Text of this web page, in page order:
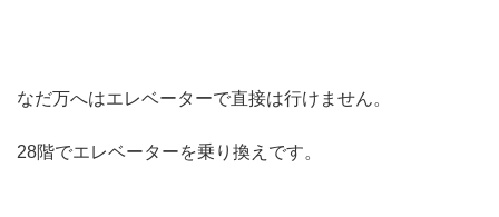
なだ万へはエレベーターで直接は行けません。
28階でエレベーターを乗り換えです。